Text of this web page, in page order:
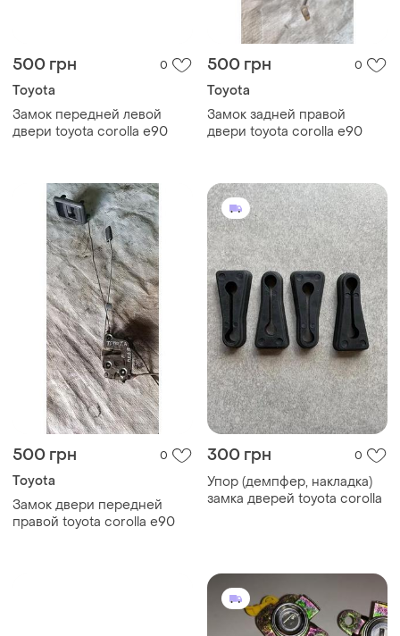
500 грн 0
Toyota
Замок передней левой
двери toyota corolla e90
500 грн 0
Toyota
Замок задней правой
двери toyota corolla e90
500 грн 0
Toyota
Замок двери передней
правой toyota corolla e90
300 грн 0
Упор (демпфер, накладка)
замка дверей toyota corolla